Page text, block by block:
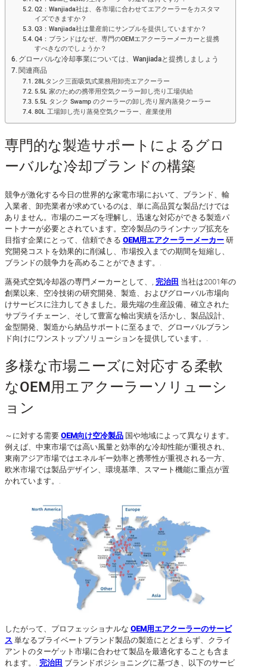
Q2：Wanjiada社は、各市場に合わせてエアクーラーをカスタマ
イズできますか？
Q3：Wanjiada社は量産前にサンプルを提供していますか？
Q4：ブランドはなぜ、専門のOEMエアクーラーメーカーと提携
すべきなのでしょうか？
グローバルな冷却事業については、Wanjiadaと提携しましょう
関連商品
28Lタンク三面吸気式業務用卸売エアクーラー
5.5L 家のための携帯用空気クーラー卸し売り工場供給
5.5L タンク Swamp のクーラーの卸し売り屋内蒸発クーラー
80L 工場卸し売り蒸発空気クーラー、産業使用
専門的な製造サポートによるグロ
ーバルな冷却ブランドの構築
競争が激化する今日の世界的な家電市場において、ブランド、輸
入業者、卸売業者が求めているのは、単に高品質な製品だけでは
ありません。市場のニーズを理解し、迅速な対応ができる製造パ
ートナーが必要とされています。空冷製品のラインナップ拡充を
目指す企業にとって、信頼できる OEM用エアクーラーメーカー研
究開発コストを効果的に削減し、市場投入までの期間を短縮し、
ブランドの競争力を高めることができます。.
蒸発式空気冷却器の専門メーカーとして、, 完治田 当社は2001年の
創業以来、空冷技術の研究開発、製造、およびグローバル市場向
けサービスに注力してきました。最先端の生産設備、確立された
サプライチェーン、そして豊富な輸出実績を活かし、製品設計、
金型開発、製造から納品サポートに至るまで、グローバルブラン
ド向けにワンストップソリューションを提供しています。.
多様な市場ニーズに対応する柔軟
なOEM用エアクーラーソリューシ
ョン
～に対する需要OEM向け空冷製品 国や地域によって異なります。
例えば、中東市場では高い風量と効率的な冷却性能が重視され、
東南アジア市場ではエネルギー効率と携帯性が重視される一方、
欧米市場では製品デザイン、環境基準、スマート機能に重点が置
かれています。.
したがって、プロフェッショナルな OEM用エアクーラーのサービ
ス 単なるプライベートブランド製品の製造にとどまらず、クライ
アントのターゲット市場に合わせて製品を最適化することも含ま
れます。. 完治田 ブランドポジショニングに基づき、以下のサービ